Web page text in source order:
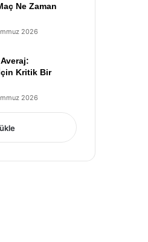
Ne Zaman
2026
Kritik Bir
2026